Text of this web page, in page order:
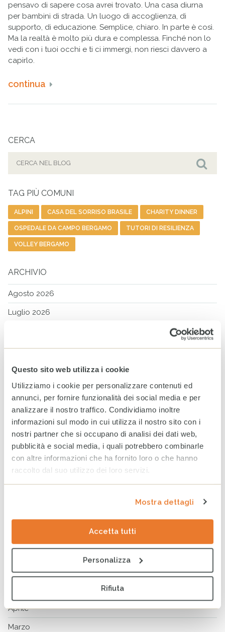
Questo sito web utilizza i cookie
Utilizziamo i cookie per personalizzare contenuti ed
annunci, per fornire funzionalità dei social media e per
analizzare il nostro traffico. Condividiamo inoltre
informazioni sul modo in cui utilizza il nostro sito con i
nostri partner che si occupano di analisi dei dati web,
pubblicità e social media, i quali potrebbero combinarle
con altre informazioni che ha fornito loro o che hanno
raccolto dal suo utilizzo dei loro servizi.
Mostra dettagli
Accetta tutti
Personalizza
Rifiuta
pensavo di sapere cosa avrei trovato. Una casa diurna
per bambini di strada. Un luogo di accoglienza, di
supporto, di educazione. Semplice, chiaro. In parte è così.
Ma la realtà è molto più dura e complessa. Finché non lo
vedi con i tuoi occhi e ti ci immergi, non riesci davvero a
capirlo.
continua
CERCA
TAG PIÙ COMUNI
ALPINI CASA DEL SORRISO BRASILE CHARITY DINNER
OSPEDALE DA CAMPO BERGAMO TUTORI DI RESILIENZA
VOLLEY BERGAMO
ARCHIVIO
Agosto 2026
Luglio 2026
Maggio 2026
Aprile 2026
Marzo 2026
ARCHIVIO
2025 2024 2023
Dicembre
Luglio
Giugno
Aprile
Marzo